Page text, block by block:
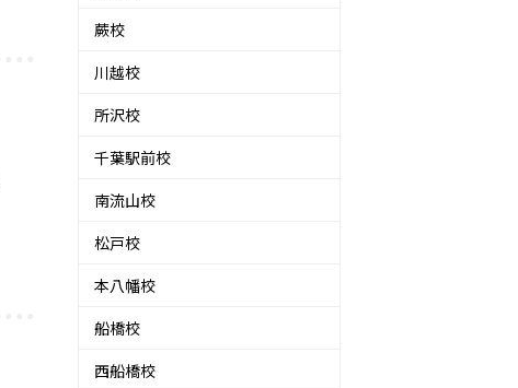
蕨校
川越校
所沢校
千葉駅前校
南流山校
松戸校
本八幡校
船橋校
西船橋校